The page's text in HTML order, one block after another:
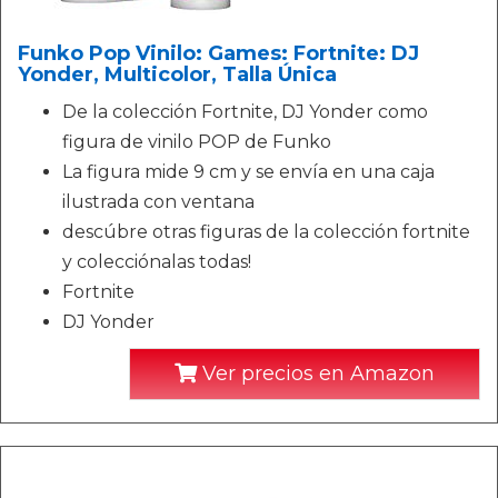
Funko Pop Vinilo: Games: Fortnite: DJ
Yonder, Multicolor, Talla Única
De la colección Fortnite, DJ Yonder como
figura de vinilo POP de Funko
La figura mide 9 cm y se envía en una caja
ilustrada con ventana
descúbre otras figuras de la colección fortnite
y colecciónalas todas!
Fortnite
DJ Yonder
Ver precios en Amazon